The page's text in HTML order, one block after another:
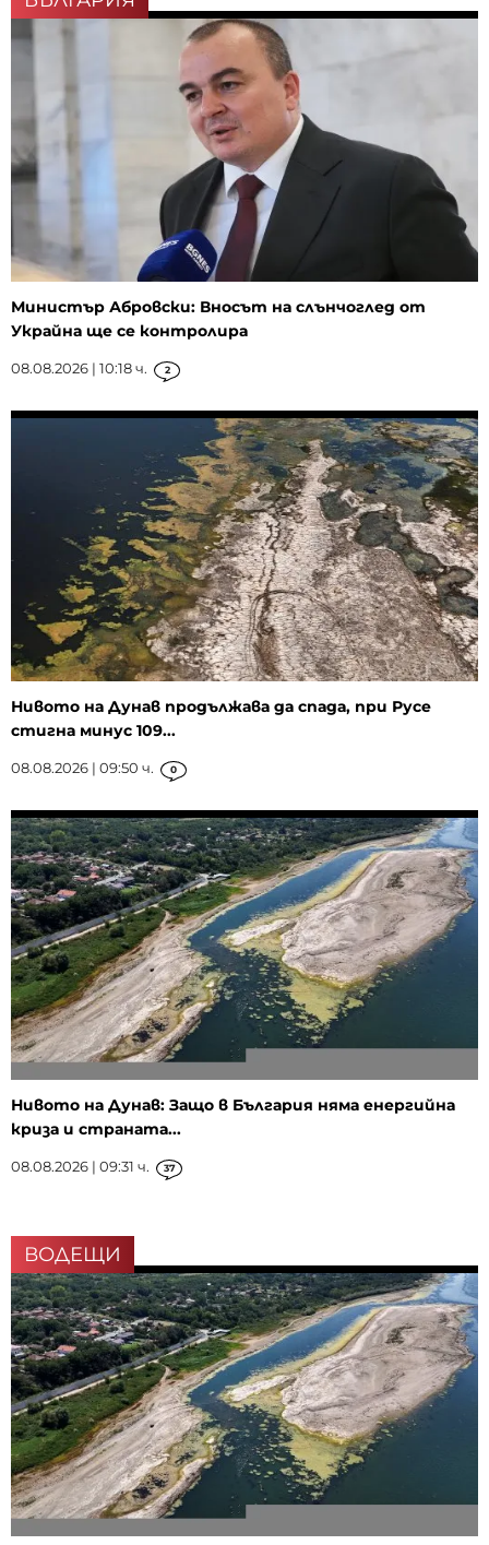
Министър Абровски: Вносът на слънчоглед от
Украйна ще се контролира
08.08.2026 | 10:18 ч. 2
Нивото на Дунав продължава да спада, при Русе
стигна минус 109...
08.08.2026 | 09:50 ч. 0
Нивото на Дунав: Защо в България няма енергийна
криза и страната...
08.08.2026 | 09:31 ч. 37
ВОДЕЩИ